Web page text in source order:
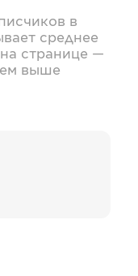
в
среднее
странице —
выше